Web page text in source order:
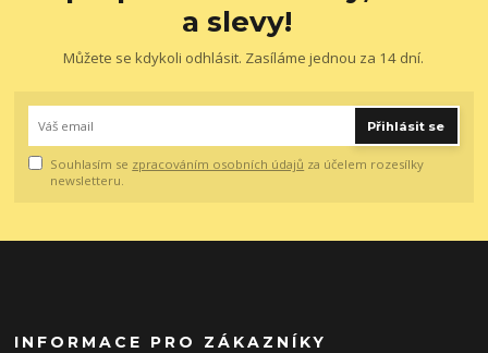
a slevy!
Můžete se kdykoli odhlásit. Zasíláme jednou za 14 dní.
Přihlásit se
Souhlasím se zpracováním osobních údajů za účelem rozesílky
newsletteru.
INFORMACE PRO ZÁKAZNÍKY